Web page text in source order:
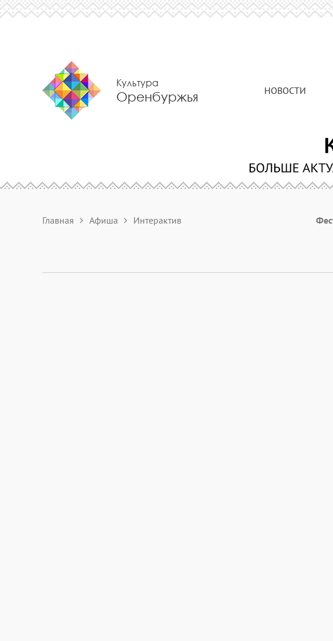
Культура
Оренбуржья НОВОСТИ
Главная Афиша Интерактив